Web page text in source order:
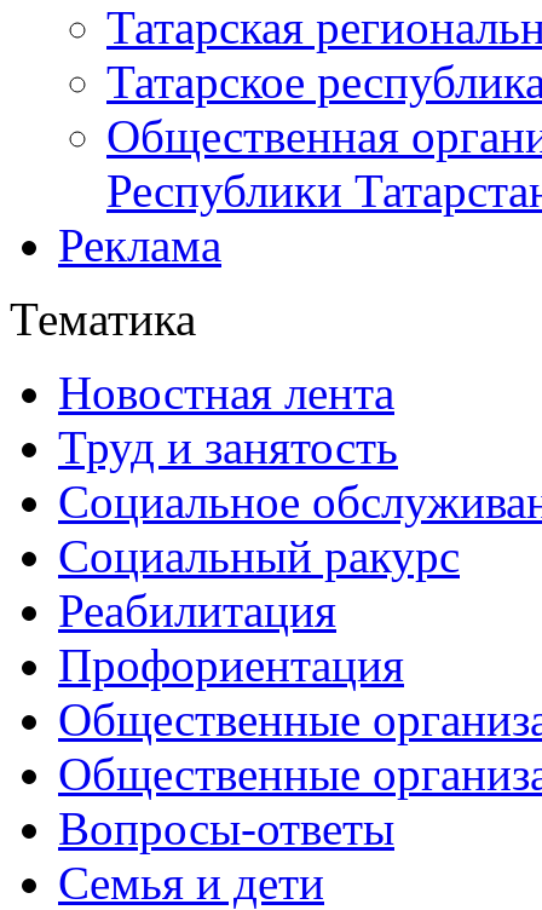
Татарская
Татарское
Общественная
Республики
Реклама
Тематика
Новостная лента
Труд и занятость
Социальное
Социальный ракурс
Реабилитация
Профориентация
Общественные
Общественные
Вопросы-ответы
Семья и дети